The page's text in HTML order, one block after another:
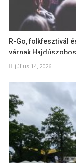
R-Go, folkfesztivál
várnak
július 14, 2026